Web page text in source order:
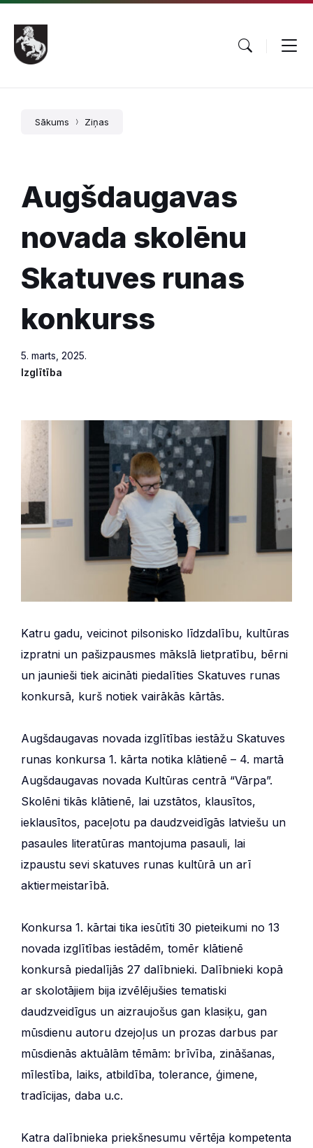
Pāriet
saturu
Skip
main
navigation
Skip
footer
Sākums Ziņas
Augšdaugavas
novada skolēnu
Skatuves runas
konkurss
5. marts, 2025.
Izglītība
Katru gadu, veicinot pilsonisko līdzdalību, kultūras
izpratni un pašizpausmes mākslā lietpratību, bērni
un jaunieši tiek aicināti piedalīties Skatuves runas
konkursā, kurš notiek vairākās kārtās.
Augšdaugavas novada izglītības iestāžu Skatuves
runas konkursa 1. kārta notika klātienē – 4. martā
Augšdaugavas novada Kultūras centrā “Vārpa”.
Skolēni tikās klātienē, lai uzstātos, klausītos,
ieklausītos, paceļotu pa daudzveidīgās latviešu un
pasaules literatūras mantojuma pasauli, lai
izpaustu sevi skatuves runas kultūrā un arī
aktiermeistarībā.
Konkursa 1. kārtai tika iesūtīti 30 pieteikumi no 13
novada izglītības iestādēm, tomēr klātienē
konkursā piedalījās 27 dalībnieki. Dalībnieki kopā
ar skolotājiem bija izvēlējušies tematiski
daudzveidīgus un aizraujošus gan klasiķu, gan
mūsdienu autoru dzejoļus un prozas darbus par
mūsdienās aktuālām tēmām: brīvība, zināšanas,
mīlestība, laiks, atbildība, tolerance, ģimene,
tradīcijas, daba u.c.
Katra dalībnieka priekšnesumu vērtēja kompetenta